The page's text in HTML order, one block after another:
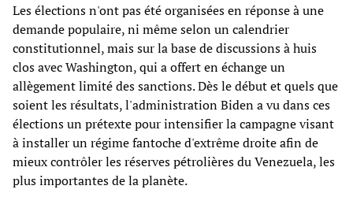
Les élections n'ont pas été organisées en réponse à une
demande populaire, ni même selon un calendrier
constitutionnel, mais sur la base de discussions à huis
clos avec Washington, qui a offert en échange un
allègement limité des sanctions. Dès le début et quels que
soient les résultats, l'administration Biden a vu dans ces
élections un prétexte pour intensifier la campagne visant
à installer un régime fantoche d'extrême droite afin de
mieux contrôler les réserves pétrolières du Venezuela, les
plus importantes de la planète.